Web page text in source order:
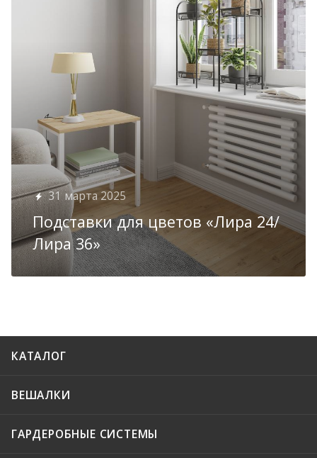
31 марта 2025
Подставки для цветов «Лира 24/
Лира 36»
КАТАЛОГ
ВЕШАЛКИ
ГАРДЕРОБНЫЕ СИСТЕМЫ